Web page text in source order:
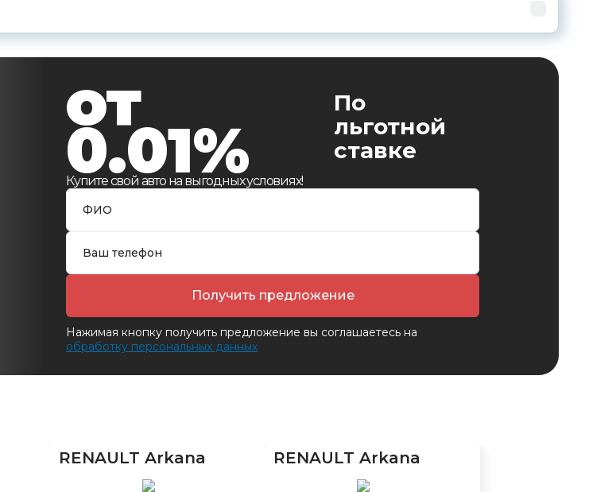
от
0.01%
По
льготной
ставке
Купите свой авто на выгодных условиях!
Получить предложение
Нажимая кнопку получить предложение вы соглашаетесь на
обработку персональных данных
RENAULT Arkana RENAULT Arkana